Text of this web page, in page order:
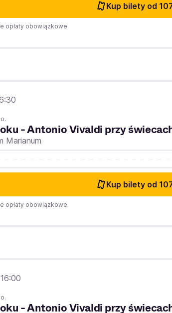
Kup bilety od
opłaty obowiązkowe.
- Antonio Vivaldi przy
Marianum
Kup bilety od
opłaty obowiązkowe.
16:00
- Antonio Vivaldi przy